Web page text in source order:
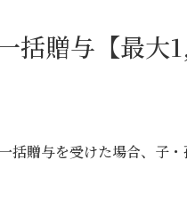
括贈与【最大
括贈与を受けた場合、子